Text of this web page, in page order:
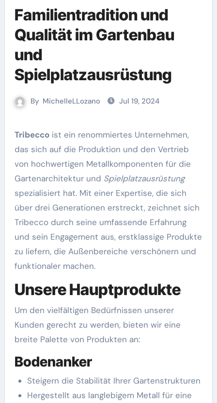
Familientradition und
Qualität im Gartenbau
und
Spielplatzausrüstung
By MichelleLLozano Jul 19, 2024
Tribeccoist ein renommiertes Unternehmen,
das sich auf die Produktion und den Vertrieb
von hochwertigen Metallkomponenten für die
Gartenarchitektur und Spielplatzausrüstung
spezialisiert hat. Mit einer Expertise, die sich
über drei Generationen erstreckt, zeichnet sich
Tribecco durch seine umfassende Erfahrung
und sein Engagement aus, erstklassige Produkte
zu liefern, die Außenbereiche verschönern und
funktionaler machen.
Unsere Hauptprodukte
Um den vielfältigen Bedürfnissen unserer
Kunden gerecht zu werden, bieten wir eine
breite Palette von Produkten an:
Bodenanker
Steigern die Stabilität Ihrer Gartenstrukturen
Hergestellt aus langlebigem Metall für eine